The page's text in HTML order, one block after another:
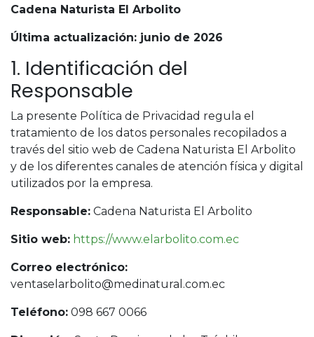
Cadena Naturista El Arbolito
Última actualización: junio de 2026
1. Identificación del
Responsable
La presente Política de Privacidad regula el
tratamiento de los datos personales recopilados a
través del sitio web de Cadena Naturista El Arbolito
y de los diferentes canales de atención física y digital
utilizados por la empresa.
Responsable: Cadena Naturista El Arbolito
Sitio web: https://www.elarbolito.com.ec
Correo electrónico:
ventaselarbolito@medinatural.com.ec
Teléfono: 098 667 0066